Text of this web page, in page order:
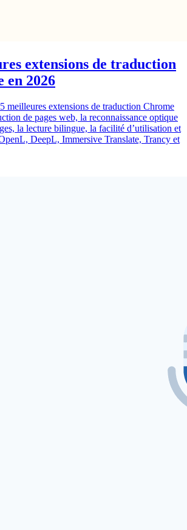
extensions de traduction
en 2026
meilleures extensions de traduction Chrome
de pages web, la reconnaissance optique
la lecture bilingue, la facilité d’utilisation et
DeepL, Immersive Translate, Trancy et